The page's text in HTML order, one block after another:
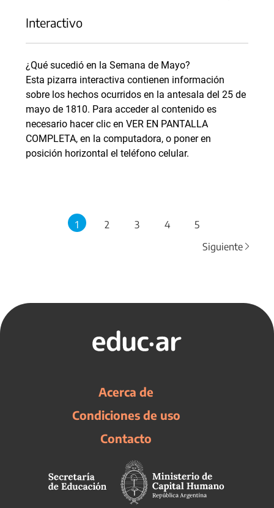
Interactivo
¿Qué sucedió en la Semana de Mayo?
Esta pizarra interactiva contienen información
sobre los hechos ocurridos en la antesala del 25 de
mayo de 1810. Para acceder al contenido es
necesario hacer clic en VER EN PANTALLA
COMPLETA, en la computadora, o poner en
posición horizontal el teléfono celular.
1 2 3 4
5
Siguiente
Acerca de
Condiciones de uso
Contacto